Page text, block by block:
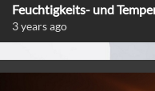
Feuchtigkeits- und
3 years ago